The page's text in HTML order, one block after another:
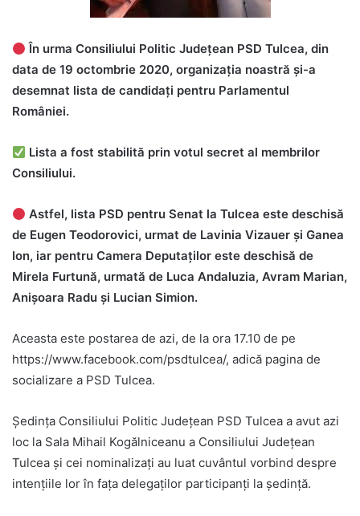
În urma Consiliului Politic Județean PSD Tulcea, din
data de 19 octombrie 2020, organizația noastră și-a
desemnat lista de candidați pentru Parlamentul
României.
Lista a fost stabilită prin votul secret al membrilor
Consiliului.
Astfel, lista PSD pentru Senat la Tulcea este deschisă
de Eugen Teodorovici, urmat de Lavinia Vizauer și Ganea
Ion, iar pentru Camera Deputaților este deschisă de
Mirela Furtună, urmată de Luca Andaluzia, Avram Marian,
Anișoara Radu și Lucian Simion.
Aceasta este postarea de azi, de la ora 17.10 de pe
https://www.facebook.com/psdtulcea/, adică pagina de
socializare a PSD Tulcea.
Şedinţa Consiliului Politic Județean PSD Tulcea a avut azi
loc la Sala Mihail Kogălniceanu a Consiliului Judeţean
Tulcea şi cei nominalizaţi au luat cuvântul vorbind despre
intenţiile lor în faţa delegaţilor participanţi la şedinţă.